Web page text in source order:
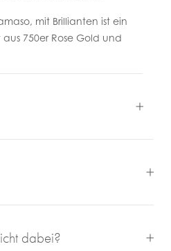
mit Brillianten ist ein
750er Rose Gold und
und viel eigener
wir für einen
dabei?